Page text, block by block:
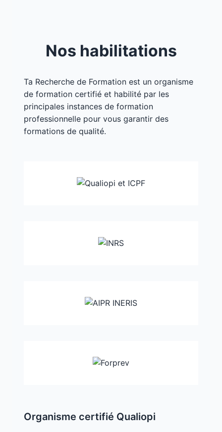
Nos habilitations
Ta Recherche de Formation est un organisme
de formation certifié et habilité par les
principales instances de formation
professionnelle pour vous garantir des
formations de qualité.
Organisme certifié Qualiopi